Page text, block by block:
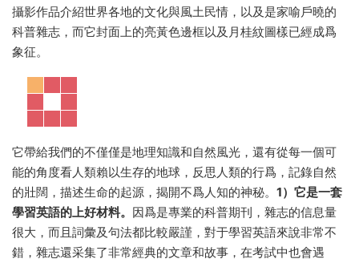
攝影作品介紹世界各地的文化與風土民情，以及是家喻戶曉的
科普雜志，而它封面上的亮黃色邊框以及月桂紋圖樣已經成爲
象征。
它帶給我們的不僅僅是地理知識和自然風光，還有從每一個可
能的角度看人類賴以生存的地球，反思人類的行爲，記錄自然
的壯闊，描述生命的起源，揭開不爲人知的神秘。 1）它是一套
學習英語的上好材料。 因爲是專業的科普期刊，雜志的信息量
很大，而且詞彙及句法都比較嚴謹，對于學習英語來說非常不
錯，雜志還采集了非常經典的文章和故事，在考試中也會遇